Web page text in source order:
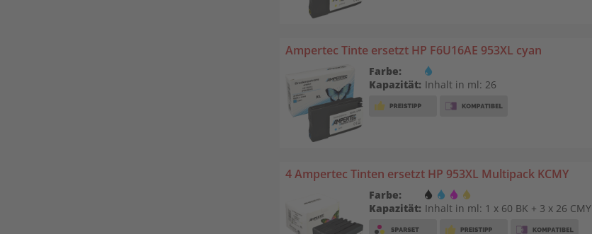
Ampertec Tinte ersetzt HP F6U16AE 953XL cyan
Farbe:
Kapazität: Inhalt in ml: 26
4 Ampertec Tinten ersetzt HP 953XL Multipack KCMY
Farbe:
Kapazität: Inhalt in ml: 1 x 60 BK + 3 x 26 CMY